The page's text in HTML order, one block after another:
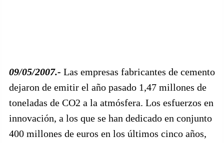
09/05/2007.- Las empresas fabricantes de cemento
dejaron de emitir el año pasado 1,47 millones de
toneladas de CO2 a la atmósfera. Los esfuerzos en
innovación, a los que se han dedicado en conjunto
400 millones de euros en los últimos cinco años,